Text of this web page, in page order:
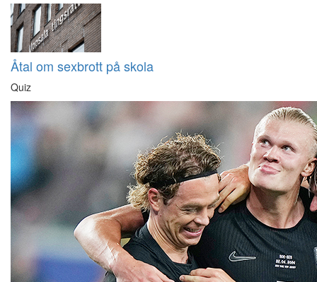
Åtal om sexbrott på skola
Quiz